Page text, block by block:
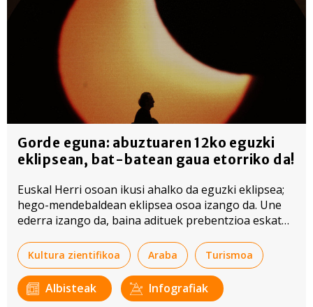
Gorde eguna: abuztuaren 12ko eguzki
eklipsean, bat-batean gaua etorriko da!
Euskal Herri osoan ikusi ahalko da eguzki eklipsea;
hego-mendebaldean eklipsea osoa izango da. Une
ederra izango da, baina adituek prebentzioa eskatu
Kultura zientifikoa Araba Turismoa
Albisteak Infografiak